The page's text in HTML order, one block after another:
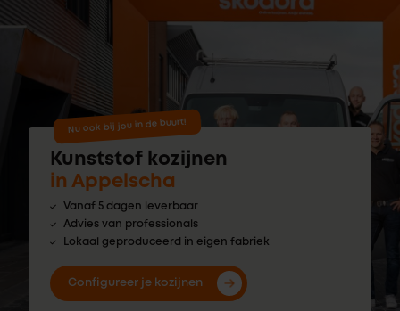
Nu ook bij jou in de buurt!
Kunststof kozijnen
in Appelscha
Vanaf 5 dagen leverbaar
Advies van professionals
Lokaal geproduceerd in eigen fabriek
Configureer je kozijnen